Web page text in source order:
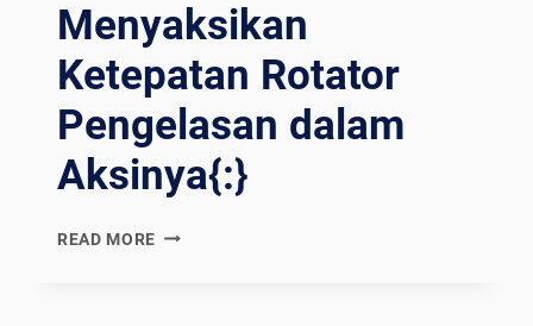
ื่นๆ อ
ีกม
ากมาย{:}{
:VI}TIẾT L
Ộ Đ
Ộ C
HÍNH X
ÁC: C
Menyaksikan
Ketepatan Rotator
Pengelasan dalam
Aksinya{:}
READ MORE {:EN}EXPLORING